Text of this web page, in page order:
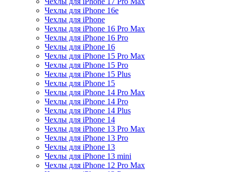
Чехлы для iPhone 16e
Чехлы для iPhone
Чехлы для iPhone 16 Pro Max
Чехлы для iPhone 16 Pro
Чехлы для iPhone 16
Чехлы для iPhone 15 Pro Max
Чехлы для iPhone 15 Pro
Чехлы для iPhone 15 Plus
Чехлы для iPhone 15
Чехлы для iPhone 14 Pro Max
Чехлы для iPhone 14 Pro
Чехлы для iPhone 14 Plus
Чехлы для iPhone 14
Чехлы для iPhone 13 Pro Max
Чехлы для iPhone 13 Pro
Чехлы для iPhone 13
Чехлы для iPhone 13 mini
Чехлы для iPhone 12 Pro Max